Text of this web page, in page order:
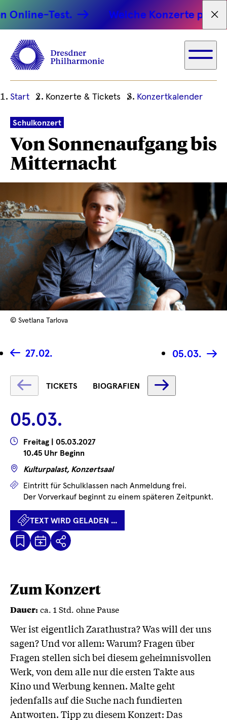
Test. Welche Konzerte passen zu
Ihre
Position
Start Konzerte & Tickets Konzertkalender
Schulkonzert
Von Sonnenaufgang bis
Mitternacht
© Svetlana Tarlova
27.02. 05.03.
Text
wird
geladen
...
TICKETS BIOGRAFIEN
wird
05.03.
Wann
Freitag | 05.03.2027
10.45 Uhr Beginn
WoKulturpalast, Konzertsaal
Preise
Eintritt für Schulklassen nach Anmeldung frei.
Der Vorverkauf beginnt zu einem späteren Zeitpunkt.
TEXT WIRD GELADEN ...
TextKalenderdatei
Teilen
Zum Konzert
Dauer:ca. 1 Std. ohne Pause
Wer ist eigentlich Zarathustra? Was will der uns
sagen? Und vor allem: Warum? Fragen über
Fragen stellen sich bei diesem geheimnisvollen
Werk, von dem alle nur die ersten Takte aus
Kino und Werbung kennen. Malte geht
jedenfalls auf die Suche nach fundierten
Antworten. Tipp zu diesem Konzert: Das